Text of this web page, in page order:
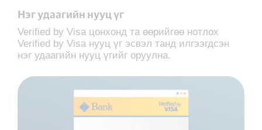
Нэг удаагийн нууц үг
Verified by Visa цонхонд та өөрийгөө нотлох
Verified by Visa нууц үг эсвэл танд илгээгдсэн
нэг удаагийн нууц үгийг оруулна.